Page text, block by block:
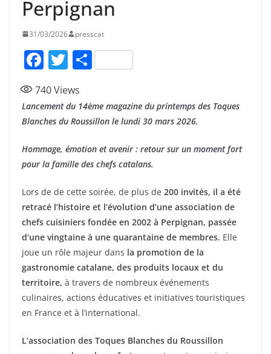
Perpignan
31/03/2026 presscat
F
c
e
o
o
k
T
itt
er
P
ta
g
740Views
Lancement du 14ème magazine du printemps des Toques
Blanches du Roussillon le lundi 30 mars 2026.
Hommage, émotion et avenir : retour sur un moment fort
pour la famille des chefs catalans.
Lors de de cette soirée, de plus de 200 invités, il a été
retracé l’histoire et l’évolution d’une association de
chefs cuisiniers fondée en 2002 à Perpignan, passée
d’une vingtaine à une quarantaine de membres. Elle
joue un rôle majeur dans la promotion de la
gastronomie catalane, des produits locaux et du
territoire, à travers de nombreux événements
culinaires, actions éducatives et initiatives touristiques
en France et à l’international.
L’association des Toques Blanches du Roussillon